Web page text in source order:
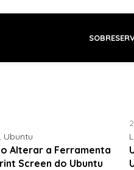
SOBRE
, Ubuntu
Alterar a Ferramenta
Screen do Ubuntu